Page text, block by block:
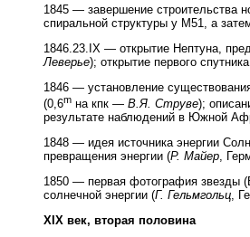
1845 — завершение строительства
спиральной структуры у М51, а
1846.23.IX — открытие Нептуна,
Леверье); открытие первого
1846 — установление
(0,6m на кпк — В.Я. Струве);
результате наблюдений в Южной
1848 — идея источника энергии
превращения энергии (Р. Майер ,
1850 — первая фотография звезды
солнечной энергии (Г. Гельмгольц ,
XIX век, вторая половина